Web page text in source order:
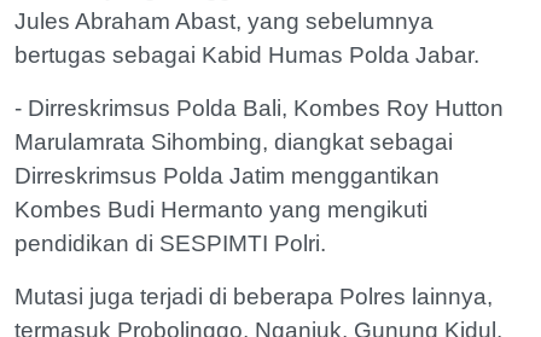
Jules Abraham Abast, yang sebelumnya
bertugas sebagai Kabid Humas Polda Jabar.
- Dirreskrimsus Polda Bali, Kombes Roy Hutton
Marulamrata Sihombing, diangkat sebagai
Dirreskrimsus Polda Jatim menggantikan
Kombes Budi Hermanto yang mengikuti
pendidikan di SESPIMTI Polri.
Mutasi juga terjadi di beberapa Polres lainnya,
termasuk Probolinggo, Nganjuk, Gunung Kidul,